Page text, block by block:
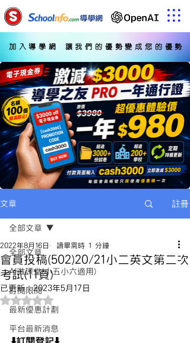
加入導學網 讓我們的優勢變成您的優勢
文章 註冊
全部文章
AI微課堂(小五小六適用)
訂閱限閱
最新優惠計劃
平台最新消息
全部文章
會員投稿(502)20/21小二英文第二次
考試(11頁)
2022年8月16日 讀畢需時 1 分鐘
已更新：2023年5月17日
評等為 NaN（最高為 5 顆星）。